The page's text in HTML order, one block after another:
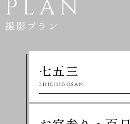
PLAN
撮影プラン
七五三
Shichigosan